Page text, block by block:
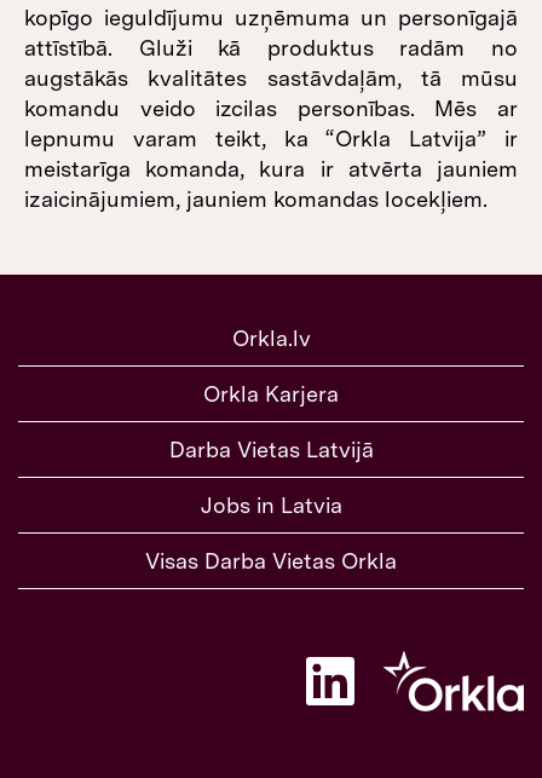
kopīgo ieguldījumu uzņēmuma un personīgajā
attīstībā. Gluži kā produktus radām no
augstākās kvalitātes sastāvdaļām, tā mūsu
komandu veido izcilas personības. Mēs ar
lepnumu varam teikt, ka “Orkla Latvija” ir
meistarīga komanda, kura ir atvērta jauniem
izaicinājumiem, jauniem komandas locekļiem.
Orkla.lv
Orkla Karjera
Darba Vietas Latvijā
Jobs in Latvia
Visas Darba Vietas Orkla
A
v